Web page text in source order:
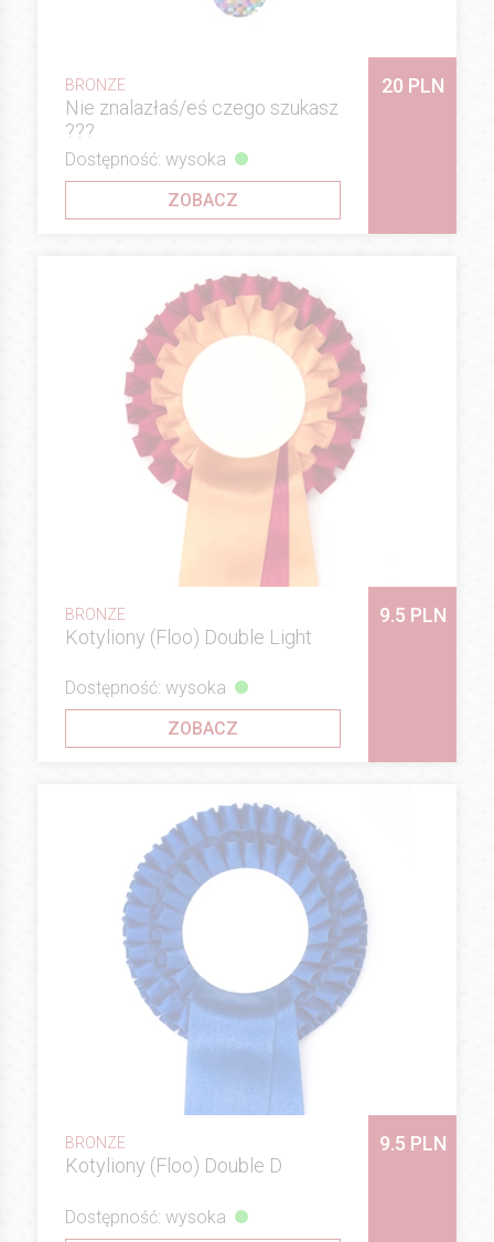
BRONZE
Nie znalazłaś/eś czego szukasz
???
20 PLN
Dostępność: wysoka
ZOBACZ
BRONZE
Kotyliony (Floo) Double Light
9.5 PLN
Dostępność: wysoka
ZOBACZ
BRONZE
Kotyliony (Floo) Double D
9.5 PLN
Dostępność: wysoka